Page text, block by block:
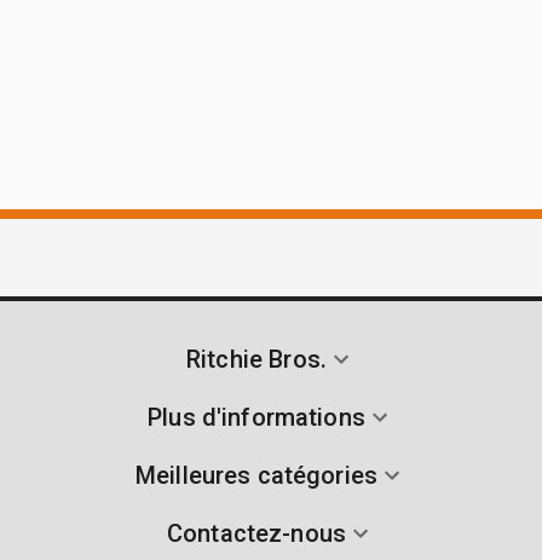
Ritchie Bros.
Plus d'informations
Meilleures catégories
Contactez-nous